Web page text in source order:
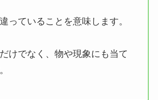
例文をわかりやすく解説
とは？意味や語源、使い方を例文つきで詳
解説！
っていることを意味します。
けでなく、物や現象にも当て